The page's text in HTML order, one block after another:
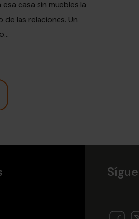
casa sin muebles la
de las relaciones. Un